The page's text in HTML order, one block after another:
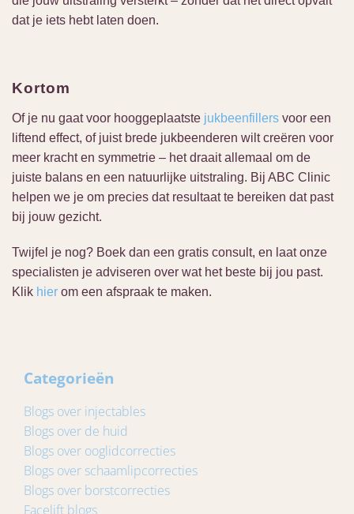
dat je iets hebt laten doen.
Kortom
Of je nu gaat voor hooggeplaatste jukbeenfillers voor een
liftend effect, of juist brede jukbeenderen wilt creëren voor
meer kracht en symmetrie – het draait allemaal om de
juiste balans en een natuurlijke uitstraling. Bij ABC Clinic
helpen we je om precies dat resultaat te bereiken dat past
bij jouw gezicht.
Twijfel je nog? Boek dan een gratis consult, en laat onze
specialisten je adviseren over wat het beste bij jou past.
Klik hier om een afspraak te maken.
Categorieën
Blogs over injectables
Blogs over de huid
Blogs over ooglidcorrecties
Blogs over schaamlipcorrecties
Blogs over borstcorrecties
Facelift blogs